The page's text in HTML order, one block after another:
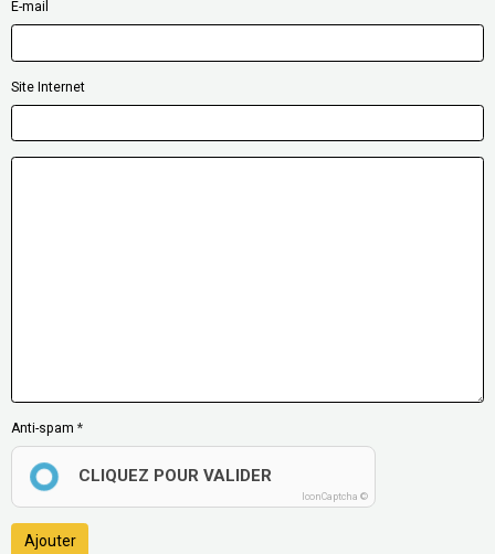
E-mail
Site Internet
Anti-spam
CLIQUEZ POUR VALIDER
IconCaptcha ©
Ajouter